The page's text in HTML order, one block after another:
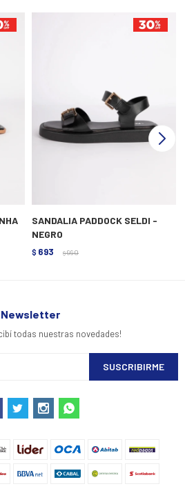
SANDALIA PADDOCK SELDI -
NEGRO
$ 693 $ 990
Newsletter
todas nuestras novedades!
SUSCRIBIRME
  